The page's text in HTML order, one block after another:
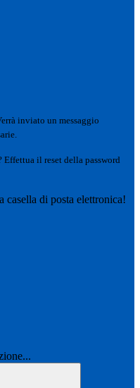
inviato un messaggio
Effettua il reset della password
casella di posta elettronica!